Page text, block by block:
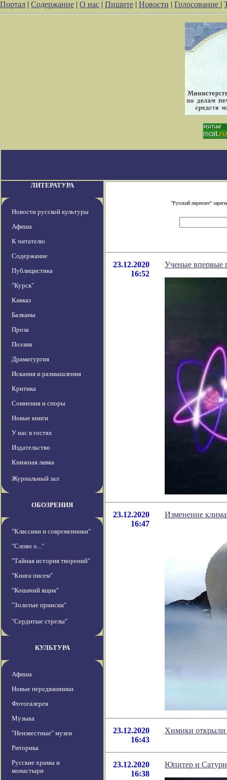
Портал | Содержание | О нас | Пишите | Новости | Голосование |
ЛИТЕРАТУРА
Новости русской культуры
Афиша
К читателю
Содержание
Публицистика
"Курск"
Кавказ
Балканы
Проза
Поэзия
Драматургия
Искания и размышления
Критика
Сомнения и споры
Новые книги
У нас в гостях
Издательство
Книжная лавка
Журнальный зал
ОБОЗРЕНИЯ
"Классики и современники"
"Слово о..."
"Тайная история творений"
"Книга писем"
"Кошачий ящик"
"Золотые прииски"
"Сердитые стрелы"
КУЛЬТУРА
Афиша
Новые передвжиники
Фотогалерея
Музыка
"Неизвестные" музеи
Риторика
Русские храмы и
монастыри
"Русский переплет"
23.12.2020
16:52
Ученые впервые
23.12.2020
16:47
Изменение
23.12.2020
16:43
Химики открыли
23.12.2020
16:38
Юпитер и Сатурн